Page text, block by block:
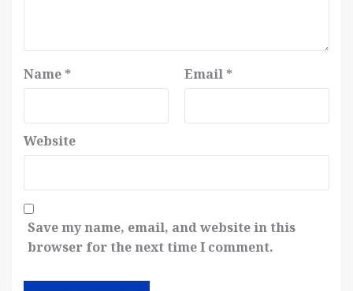
Name * Email *
Website
Save my name, email, and website in this
browser for the next time I comment.